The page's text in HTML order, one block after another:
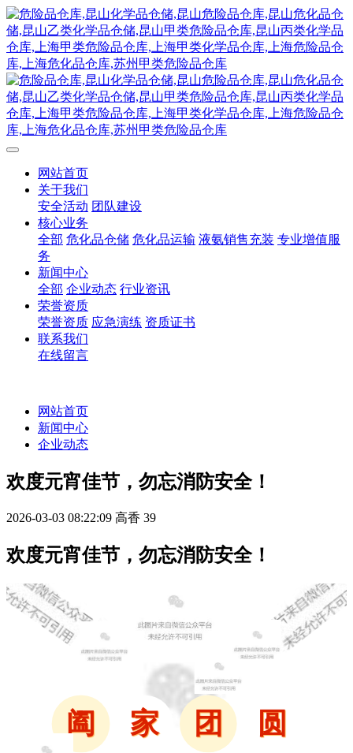
网站首页
关于我们
安全活动 团队建设
核心业务
全部 危化品仓储 危化品运输 液氨销售充装 专业增值服
务
新闻中心
全部 企业动态 行业资讯
荣誉资质
荣誉资质 应急演练 资质证书
联系我们
在线留言
网站首页
新闻中心
企业动态
欢度元宵佳节，勿忘消防安全！
2026-03-03 08:22:09 高香 39
欢度元宵佳节，勿忘消防安全！
阖 家 团 圆